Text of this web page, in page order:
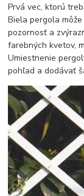
Prvá vec, ktorú
Biela pergola
pozornosť a
farebných kvetov,
Umiestnenie
pohľad a dodávať